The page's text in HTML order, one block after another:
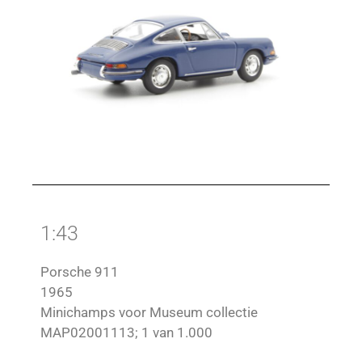
1:43
Porsche 911
1965
Minichamps voor Museum collectie
MAP02001113; 1 van 1.000